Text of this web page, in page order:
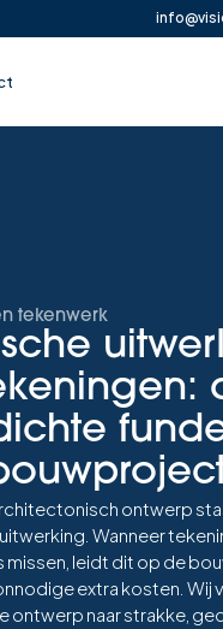
tekenwerk
ontwerp
Wanneer
missen, leidt dit op de
extra kosten. Wij
ontwerp naar strakke,